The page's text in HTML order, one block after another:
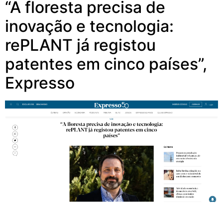
“A floresta precisa de
inovação e tecnologia:
rePLANT já registou
patentes em cinco países”,
Expresso